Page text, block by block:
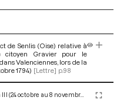
de Senlis (Oise) relative à
Gravier pour le
Valenciennes, lors de la
1794) [Lettre] p.98